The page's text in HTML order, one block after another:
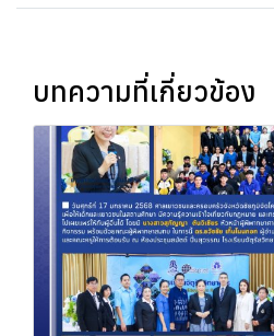
บทความที่เกี่ยวข้อง